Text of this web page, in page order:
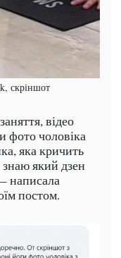
скріншот
відео
фото чоловіка
яка кричить
який дзен
написала
постом.